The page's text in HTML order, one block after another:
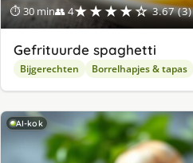
⏱ 30 min👥 4★★★★☆ 3.67 (3)
Gefrituurde spaghetti
Bijgerechten Borrelhapjes & tapas
AI-kok